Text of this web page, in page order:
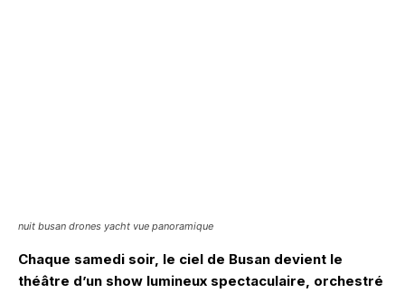
nuit busan drones yacht vue panoramique
Chaque samedi soir, le ciel de Busan devient le
théâtre d’un show lumineux spectaculaire, orchestré